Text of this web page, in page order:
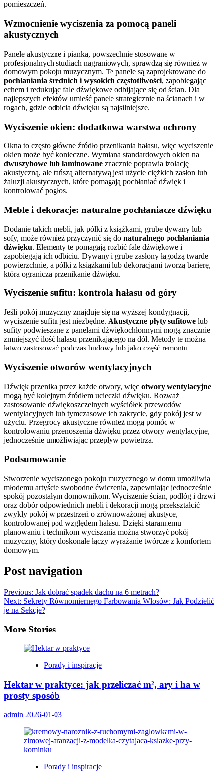
pomieszczeń.
Wzmocnienie wyciszenia za pomocą paneli
akustycznych
Panele akustyczne i pianka, powszechnie stosowane w
profesjonalnych studiach nagraniowych, sprawdzą się również w
domowym pokoju muzycznym. Te panele są zaprojektowane do
pochłaniania średnich i wysokich częstotliwości, zapobiegając
echem i redukując fale dźwiękowe odbijające się od ścian. Dla
najlepszych efektów umieść panele strategicznie na ścianach i w
rogach, gdzie odbicia dźwięku są najsilniejsze.
Wyciszenie okien: dodatkowa warstwa ochrony
Okna to często główne źródło przenikania hałasu, więc wyciszenie
okien może być konieczne. Wymiana standardowych okien na
dwuszybowe lub laminowane znacznie poprawia izolację
akustyczną, ale tańszą alternatywą jest użycie ciężkich zasłon lub
żaluzji akustycznych, które pomagają pochłaniać dźwięk i
kontrolować pogłos.
Meble i dekoracje: naturalne pochłaniacze dźwięku
Dodanie takich mebli, jak półki z książkami, grube dywany lub
sofy, może również przyczynić się do naturalnego pochłaniania
dźwięku. Elementy te pomagają rozbić fale dźwiękowe i
zapobiegają ich odbiciu. Dywany i grube zasłony łagodzą twarde
powierzchnie, a półki z książkami lub dekoracjami tworzą barierę,
która ogranicza przenikanie dźwięku.
Wyciszenie sufitu: kontrola hałasu od góry
Jeśli pokój muzyczny znajduje się na wyższej kondygnacji,
wyciszenie sufitu jest niezbędne. Akustyczne płyty sufitowe lub
sufity podwieszane z panelami dźwiękochłonnymi mogą znacznie
zmniejszyć ilość hałasu przenikającego na dół. Metody te można
łatwo zastosować podczas budowy lub jako część remontu.
Wyciszenie otworów wentylacyjnych
Dźwięk przenika przez każde otwory, więc otwory wentylacyjne
mogą być kolejnym źródłem ucieczki dźwięku. Rozważ
zastosowanie dźwiękoszczelnych wyściółek przewodów
wentylacyjnych lub tymczasowe ich zakrycie, gdy pokój jest w
użyciu. Przegrody akustyczne również mogą pomóc w
kontrolowaniu przenoszenia dźwięku przez otwory wentylacyjne,
jednocześnie umożliwiając przepływ powietrza.
Podsumowanie
Stworzenie wyciszonego pokoju muzycznego w domu umożliwia
młodemu artyście swobodne ćwiczenia, zapewniając jednocześnie
spokój pozostałym domownikom. Wyciszenie ścian, podłóg i drzwi
oraz dobór odpowiednich mebli i dekoracji mogą przekształcić
zwykły pokój w przestrzeń o zrównoważonej akustyce,
kontrolowanej pod względem hałasu. Dzięki starannemu
planowaniu i technikom wyciszania można stworzyć pokój
muzyczny, który doskonale łączy wyrażanie twórcze z komfortem
domowym.
Post navigation
Previous: Jak dobrać spadek dachu na 6 metrach?
Next: Sekrety Równomiernego Farbowania Włosów: Jak Podzielić
je na Sekcje?
More Stories
Porady i inspiracje
Hektar w praktyce: jak przeliczać m², ary i ha w
prosty sposób
admin 2026-01-03
Porady i inspiracje